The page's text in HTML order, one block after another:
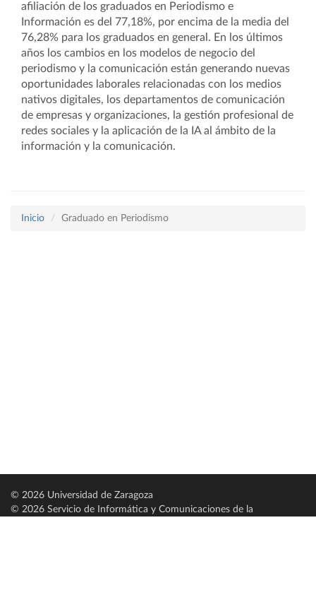
afiliación de los graduados en Periodismo e
Información es del 77,18%, por encima de la media del
76,28% para los graduados en general. En los últimos
años los cambios en los modelos de negocio del
periodismo y la comunicación están generando nuevas
oportunidades laborales relacionadas con los medios
nativos digitales, los departamentos de comunicación
de empresas y organizaciones, la gestión profesional de
redes sociales y la aplicación de la IA al ámbito de la
información y la comunicación.
Inicio Graduado en Periodismo
© 2026 Universidad de Zaragoza
© 2026 Servicio de Informática y Comunicaciones de la